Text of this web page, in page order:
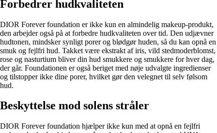
Forbedrer hudkvaliteten
DIOR Forever foundation er ikke kun en almindelig makeup-produkt,
den arbejder også på at forbedre hudkvaliteten over tid. Den udjævner
hudtonen, mindsker synligt porer og blødgør huden, så du kan opnå en
smuk og fejlfri hud. Takket være ekstrakt af iris, vild stedmoderblomst,
rose og nasturtium bliver din hud smukkere og smukkere for hver dag,
der går. Foundationen er også beriget med nøje udvalgte ingredienser
og tilstopper ikke dine porer, hvilket gør den velegnet til selv følsom
hud.
Beskyttelse mod solens stråler
DIOR Forever foundation hjælper ikke kun med at opnå en fejlfri